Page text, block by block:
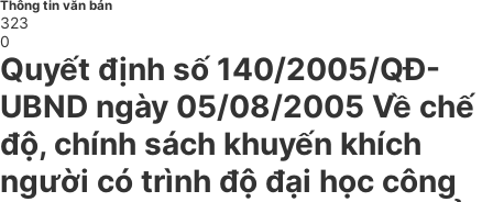
Thông tin văn bản
323
0
Quyết định số 140/2005/QĐ-
UBND ngày 05/08/2005 Về chế
độ, chính sách khuyến khích
người có trình độ đại học công